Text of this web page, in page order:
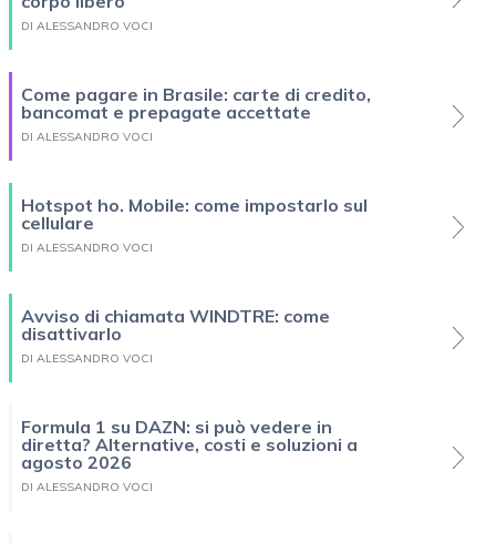
DI ALESSANDRO VOCI
Come pagare in Brasile: carte di credito,
bancomat e prepagate accettate
DI ALESSANDRO VOCI
Hotspot ho. Mobile: come impostarlo sul
cellulare
DI ALESSANDRO VOCI
Avviso di chiamata WINDTRE: come
disattivarlo
DI ALESSANDRO VOCI
Formula 1 su DAZN: si può vedere in
diretta? Alternative, costi e soluzioni a
agosto 2026
DI ALESSANDRO VOCI